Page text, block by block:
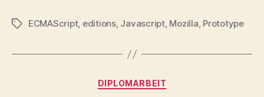
Schlagwörter
ECMAScript, editions, Javascript, Mozilla, Prototype
Kategorien
DIPLOMARBEIT